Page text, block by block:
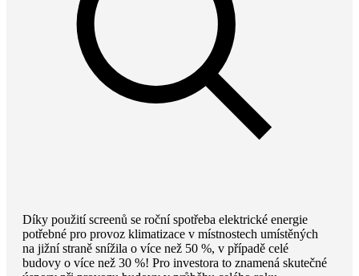
Díky použití screenů se roční spotřeba elektrické energie
potřebné pro provoz klimatizace v místnostech umístěných
na jižní straně snížila o více než 50 %, v případě celé
budovy o více než 30 %! Pro investora to znamená skutečné